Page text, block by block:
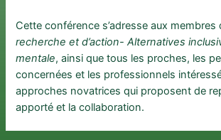
Cette conférence s’adresse aux membres
recherche et d’action- Alternatives
mentale, ainsi que tous les proches, les
concernées et les professionnels
approches novatrices qui proposent de
apporté et la collaboration.